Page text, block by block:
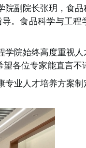
副院长张玥，食
。食品科学与工
院始终高度重视
各位专家能直言不
业人才培养方案